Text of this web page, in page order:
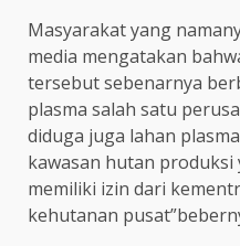
Masyarakat yang
media mengatakan
tersebut sebenarnya
plasma salah satu
diduga juga lahan
kawasan hutan
memiliki izin dari
kehutanan